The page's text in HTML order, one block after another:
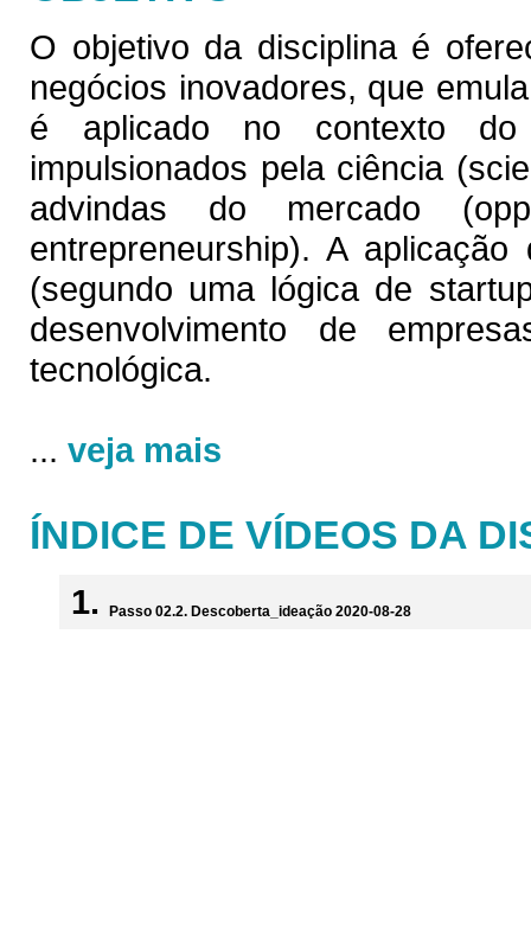
O objetivo da disciplina é
negócios inovadores, que
é aplicado no contexto do
impulsionados pela ciência
advindas do mercado
entrepreneurship). A
(segundo uma lógica de
desenvolvimento de
tecnológica.
... veja mais
ÍNDICE DE VÍDEOS DA
Passo 02.2. Descoberta_ideação 2020-08-28